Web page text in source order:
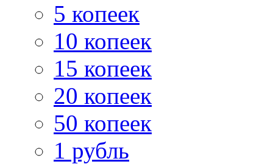
5 копеек
10 копеек
15 копеек
20 копеек
50 копеек
1 рубль